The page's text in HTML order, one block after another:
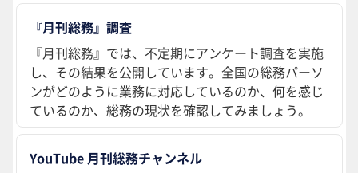
『月刊総務』調査
『月刊総務』では、不定期にアンケート調査を実施
し、その結果を公開しています。全国の総務パーソ
ンがどのように業務に対応しているのか、何を感じ
ているのか、総務の現状を確認してみましょう。
YouTube 月刊総務チャンネル